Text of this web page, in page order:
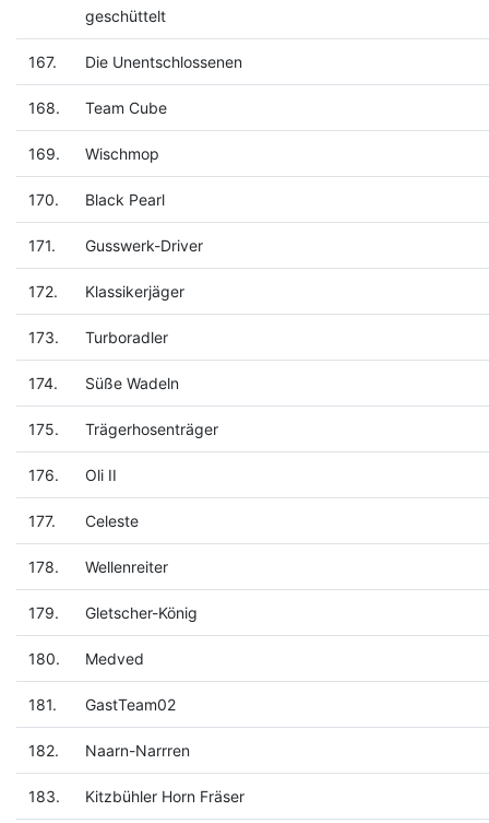
geschüttelt
167. Die Unentschlossenen
168. Team Cube
169. Wischmop
170. Black Pearl
171. Gusswerk-Driver
172. Klassikerjäger
173. Turboradler
174. Süße Wadeln
175. Trägerhosenträger
176. Oli II
177. Celeste
178. Wellenreiter
179. Gletscher-König
180. Medved
181. GastTeam02
182. Naarn-Narrren
183. Kitzbühler Horn Fräser